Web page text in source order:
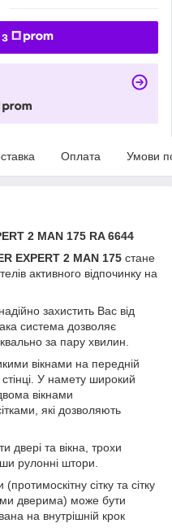
Оплата Умови
2 MAN 175 RA 6644
EXPERT 2 MAN 175 стане
активного відпочинку на
захистить Вас від
система дозволяє
за пару хвилин.
вікнами на передній
стінці. У намету широкий
вікнами
які дозволяють
двері та вікна, трохи
рулонні штори.
сітку та сітку
дверима) може бути
на внутрішній крок